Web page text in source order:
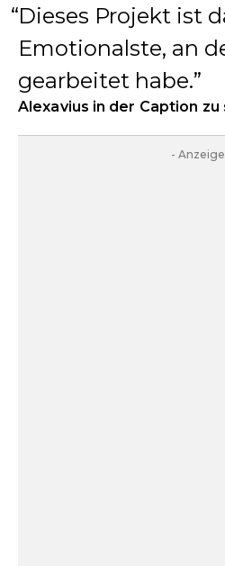
Dieses Projekt ist
Emotionalste, an
gearbeitet habe.
Alexavius in der Caption zu
-